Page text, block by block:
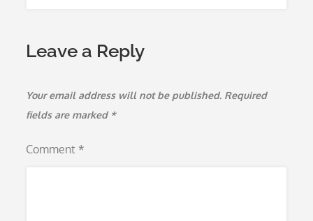
Leave a Reply
Your email address will not be published. Required
fields are marked *
Comment *